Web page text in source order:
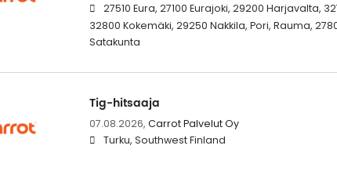
27510 Eura, 27100 Eurajoki, 29200 Harjavalta,
32800 Kokemäki, 29250 Nakkila, Pori, Rauma,
Satakunta
Tig-hitsaaja
07.08.2026, Carrot Palvelut Oy
Turku, Southwest Finland